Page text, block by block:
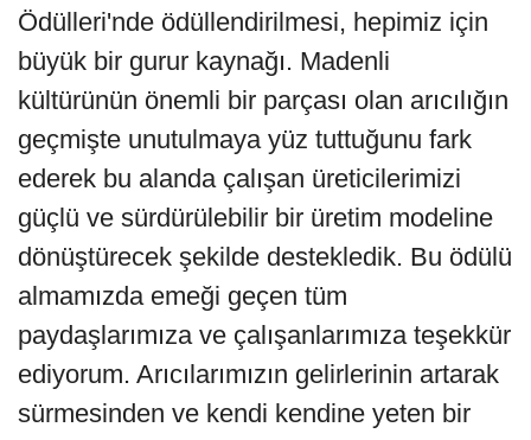
Ödülleri'nde ödüllendirilmesi, hepimiz için
büyük bir gurur kaynağı. Madenli
kültürünün önemli bir parçası olan arıcılığın
geçmişte unutulmaya yüz tuttuğunu fark
ederek bu alanda çalışan üreticilerimizi
güçlü ve sürdürülebilir bir üretim modeline
dönüştürecek şekilde destekledik. Bu ödülü
almamızda emeği geçen tüm
paydaşlarımıza ve çalışanlarımıza teşekkür
ediyorum. Arıcılarımızın gelirlerinin artarak
sürmesinden ve kendi kendine yeten bir